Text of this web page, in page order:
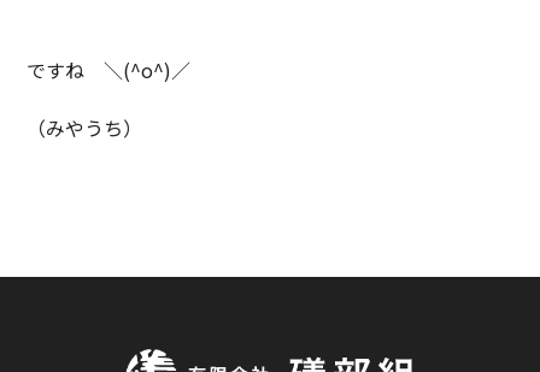
ですね ＼(^o^)／
（みやうち）